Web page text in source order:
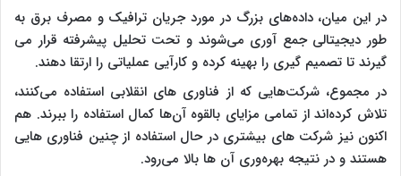
در این میان، داده‌های بزرگ در مورد جریان ترافیک و مصرف برق به
طور دیجیتالی جمع آوری می‌شوند و تحت تحلیل پیشرفته قرار می‌
گیرند تا تصمیم گیری را بهینه کرده و کارآیی عملیاتی را ارتقا دهند.
در مجموع، شرکت‌هایی که از فناوری‌ های انقلابی استفاده می‌کنند،
تلاش کرده‌اند از تمامی مزایای بالقوه آن‌ها کمال استفاده را ببرند. هم
اکنون نیز شرکت‌ های بیشتری در حال استفاده از چنین فناوری هایی
هستند و در نتیجه بهره‌وری آن ها بالا می‌رود.